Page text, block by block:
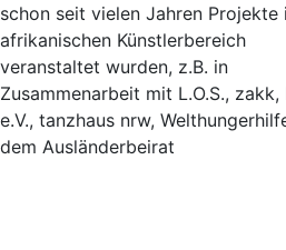
schon seit vielen Jahren Projekte
afrikanischen Künstlerbereich
veranstaltet wurden, z.B. in
Zusammenarbeit mit L.O.S., zakk,
e.V., tanzhaus nrw,
dem Ausländerbeirat